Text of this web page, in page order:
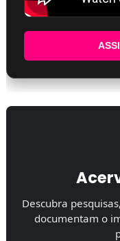
Descubra
documentam o